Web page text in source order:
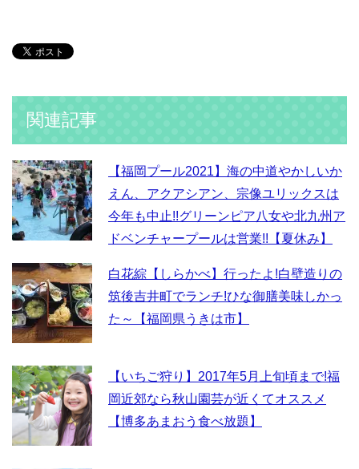
関連記事
【福岡プール2021】海の中道やかしいか
えん、アクアシアン、宗像ユリックスは
今年も中止!!グリーンピア八女や北九州ア
ドベンチャープールは営業!!【夏休み】
白花綜【しらかべ】行ったよ!白壁造りの
筑後吉井町でランチ!ひな御膳美味しかっ
た～【福岡県うきは市】
【いちご狩り】2017年5月上旬頃まで!福
岡近郊なら秋山園芸が近くてオススメ
【博多あまおう食べ放題】